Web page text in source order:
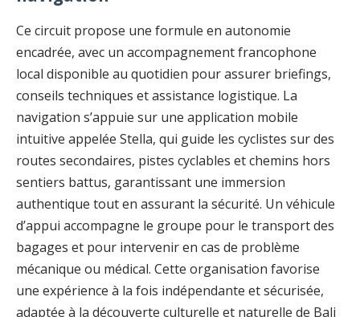
Ce circuit propose une formule en autonomie
encadrée, avec un accompagnement francophone
local disponible au quotidien pour assurer briefings,
conseils techniques et assistance logistique. La
navigation s’appuie sur une application mobile
intuitive appelée Stella, qui guide les cyclistes sur des
routes secondaires, pistes cyclables et chemins hors
sentiers battus, garantissant une immersion
authentique tout en assurant la sécurité. Un véhicule
d’appui accompagne le groupe pour le transport des
bagages et pour intervenir en cas de problème
mécanique ou médical. Cette organisation favorise
une expérience à la fois indépendante et sécurisée,
adaptée à la découverte culturelle et naturelle de Bali